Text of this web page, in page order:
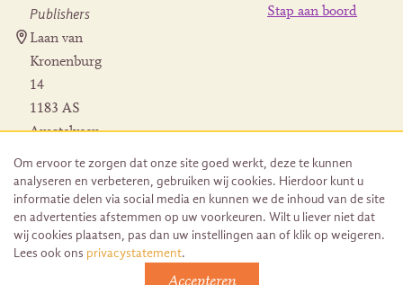
Publishers
Laan van
Kronenburg
14
1183 AS
Amstelveen
Herroeping
bestelling
Stap aan boord
Om ervoor te zorgen dat onze site goed werkt, deze te kunnen
analyseren en verbeteren, gebruiken wij cookies. Hierdoor kunt u
informatie delen via social media en kunnen we de inhoud van de site
en advertenties afstemmen op uw voorkeuren. Wilt u liever niet dat
wij cookies plaatsen, pas dan uw instellingen aan of klik op weigeren.
Lees ook ons privacystatement.